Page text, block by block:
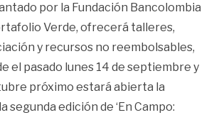
por la Fundación Bancolombia
Verde, ofrecerá talleres,
y recursos no reembolsables,
el pasado lunes 14 de septiembre y
próximo estará abierta la
segunda edición de ‘En Campo: